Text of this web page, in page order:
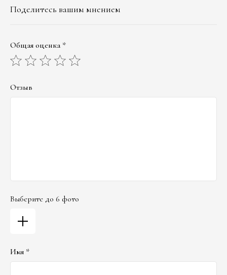
Поделитесь вашим мнением
Общая оценка *
Отзыв
Выберите до 6 фото
Имя *